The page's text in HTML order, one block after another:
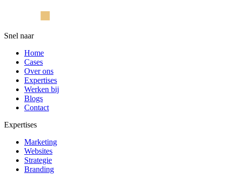
Snel naar
Home
Cases
Over ons
Expertises
Werken bij
Blogs
Contact
Expertises
Marketing
Websites
Strategie
Branding